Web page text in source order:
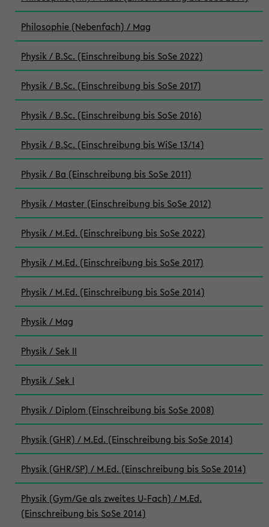
Philosophie (Nebenfach) / Mag
Physik / B.Sc. (Einschreibung bis SoSe 2022)
Physik / B.Sc. (Einschreibung bis SoSe 2017)
Physik / B.Sc. (Einschreibung bis SoSe 2016)
Physik / B.Sc. (Einschreibung bis WiSe 13/14)
Physik / Ba (Einschreibung bis SoSe 2011)
Physik / Master (Einschreibung bis SoSe 2012)
Physik / M.Ed. (Einschreibung bis SoSe 2022)
Physik / M.Ed. (Einschreibung bis SoSe 2017)
Physik / M.Ed. (Einschreibung bis SoSe 2014)
Physik / Mag
Physik / Sek II
Physik / Sek I
Physik / Diplom (Einschreibung bis SoSe 2008)
Physik (GHR) / M.Ed. (Einschreibung bis SoSe 2014)
Physik (GHR/SP) / M.Ed. (Einschreibung bis SoSe 2014)
Physik (Gym/Ge als zweites U-Fach) / M.Ed.
(Einschreibung bis SoSe 2014)